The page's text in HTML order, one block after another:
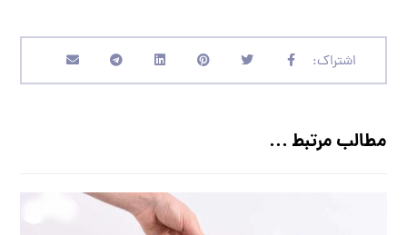
مطالب مرتبط ...